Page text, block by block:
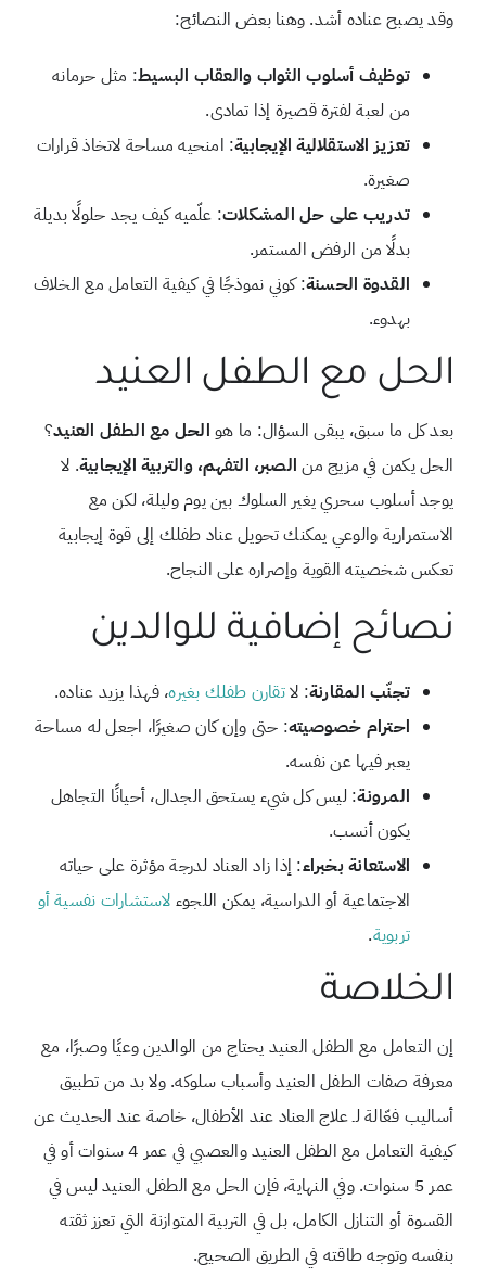
وقد يصبح عناده أشد. وهنا بعض النصائح:
توظيف أسلوب الثواب والعقاب البسيط: مثل حرمانه
من لعبة لفترة قصيرة إذا تمادى.
تعزيز الاستقلالية الإيجابية: امنحيه مساحة لاتخاذ قرارات
صغيرة.
تدريب على حل المشكلات: علّميه كيف يجد حلولًا بديلة
بدلًا من الرفض المستمر.
القدوة الحسنة: كوني نموذجًا في كيفية التعامل مع الخلاف
بهدوء.
الحل مع الطفل العنيد
بعد كل ما سبق، يبقى السؤال: ما هو الحل مع الطفل العنيد؟
الحل يكمن في مزيج من الصبر، التفهم، والتربية الإيجابية. لا
يوجد أسلوب سحري يغير السلوك بين يوم وليلة، لكن مع
الاستمرارية والوعي يمكنك تحويل عناد طفلك إلى قوة إيجابية
تعكس شخصيته القوية وإصراره على النجاح.
نصائح إضافية للوالدين
تجنّب المقارنة: لاتقارن طفلك بغيره، فهذا يزيد عناده.
احترام خصوصيته: حتى وإن كان صغيرًا، اجعل له مساحة
يعبر فيها عن نفسه.
المرونة: ليس كل شيء يستحق الجدال، أحيانًا التجاهل
يكون أنسب.
الاستعانة بخبراء: إذا زاد العناد لدرجة مؤثرة على حياته
الاجتماعية أو الدراسية، يمكن اللجوء لاستشارات نفسية أو
تربوية.
الخلاصة
إن التعامل مع الطفل العنيد يحتاج من الوالدين وعيًا وصبرًا، مع
معرفة صفات الطفل العنيد وأسباب سلوكه. ولا بد من تطبيق
أساليب فعّالة لـ علاج العناد عند الأطفال، خاصة عند الحديث عن
كيفية التعامل مع الطفل العنيد والعصبي في عمر 4 سنوات أو في
عمر 5 سنوات. وفي النهاية، فإن الحل مع الطفل العنيد ليس في
القسوة أو التنازل الكامل، بل في التربية المتوازنة التي تعزز ثقته
بنفسه وتوجه طاقته في الطريق الصحيح.